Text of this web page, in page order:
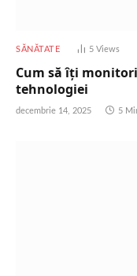
SĂNĂTATE 5Views
Cum să îți
tehnologiei
decembrie 14, 2025 5